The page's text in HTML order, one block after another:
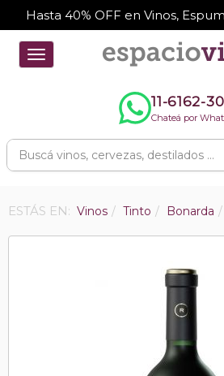
Hasta 40% OFF en Vinos,
Toggle
navigation
11-6162-
Chateá por
ESTÁS EN: Vinos Tinto Bonarda